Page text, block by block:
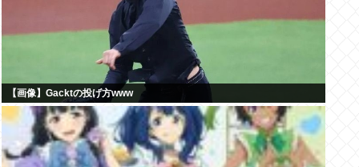
【画像】Gacktの投げ方www